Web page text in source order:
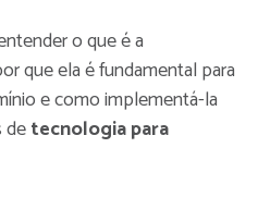
o que é a
que ela é fundamental para
e como implementá-la
detecnologia para